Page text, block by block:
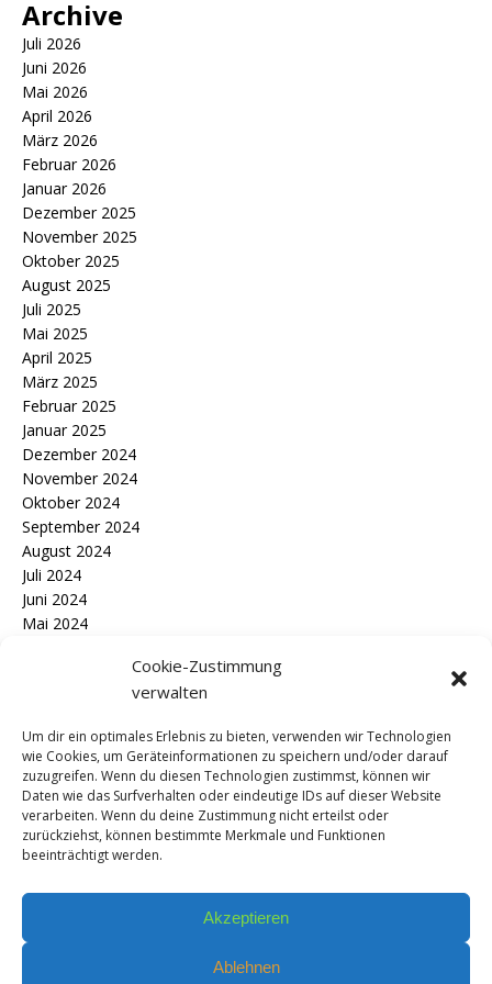
Cookie-Zustimmung
verwalten
Um dir ein optimales Erlebnis zu bieten, verwenden wir Technologien
wie Cookies, um Geräteinformationen zu speichern und/oder darauf
zuzugreifen. Wenn du diesen Technologien zustimmst, können wir
Daten wie das Surfverhalten oder eindeutige IDs auf dieser Website
verarbeiten. Wenn du deine Zustimmung nicht erteilst oder
zurückziehst, können bestimmte Merkmale und Funktionen
beeinträchtigt werden.
Akzeptieren
Ablehnen
Archive
Juli 2026
Juni 2026
Mai 2026
April 2026
März 2026
Februar 2026
Januar 2026
Dezember 2025
November 2025
Oktober 2025
August 2025
Juli 2025
Mai 2025
April 2025
März 2025
Februar 2025
Januar 2025
Dezember 2024
November 2024
Oktober 2024
September 2024
August 2024
Juli 2024
Juni 2024
Mai 2024
Dezember 2023
November 2023
September 2023
(nur registrierte Benutzer)